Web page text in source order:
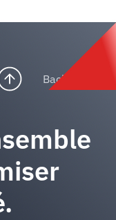
Back to top